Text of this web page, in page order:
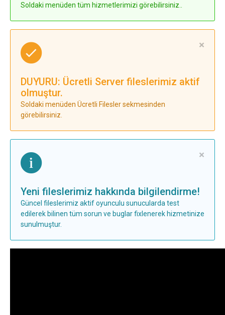
Soldaki menüden tüm hizmetlerimizi görebilirsiniz..
×
DUYURU: Ücretli Server fileslerimiz aktif
olmuştur.
Soldaki menüden Ücretli Filesler sekmesinden
görebilirsiniz.
×
Yeni fileslerimiz hakkında bilgilendirme!
Güncel fileslerimiz aktif oyunculu sunucularda test
edilerek bilinen tüm sorun ve buglar fixlenerek hizmetinize
sunulmuştur.